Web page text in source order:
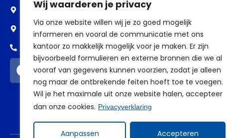
Wij waarderen je privacy
Via onze website willen wij je zo goed mogelijk
informeren en vooral de communicatie met ons
kantoor zo makkelijk mogelijk voor je maken. Er zijn
bijvoorbeeld formulieren en externe bronnen die we al
vooraf van gegevens kunnen voorzien, zodat je alleen
nog maar de ontbrekende feiten hoeft toe te voegen.
Wil je het maximale uit onze website halen, accepteer
dan onze cookies. Privacyverklaring
Aanpassen Accepteren
Frankenstraat 77
6582 CW Heumen
0318 - 388 69 98